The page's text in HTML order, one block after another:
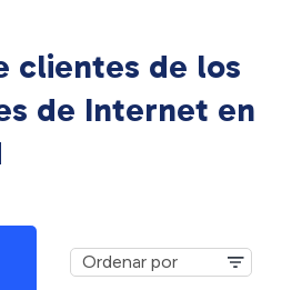
clientes de los
de Internet en